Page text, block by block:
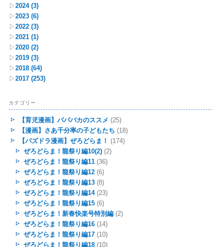
▷2024 (3)
▷2023 (6)
▷2022 (3)
▷2021 (1)
▷2020 (2)
▷2019 (3)
▷2018 (64)
▷2017 (253)
カテゴリー
【育児漫画】パパバカのススメ (25)
【漫画】さあ千分率の子どもたち (18)
【パズドラ漫画】ぜろどらま！
(174)
ぜろどらま！龍祭り編10(2)(2)
ぜろどらま！龍祭り編11(36)
ぜろどらま！龍祭り編12(6)
ぜろどらま！龍祭り編13(8)
ぜろどらま！龍祭り編14(23)
ぜろどらま！龍祭り編15(6)
ぜろどらま！新春快楽号特別編(2)
ぜろどらま！龍祭り編16(14)
ぜろどらま！龍祭り編17(10)
ぜろどらま！龍祭り編18(10)